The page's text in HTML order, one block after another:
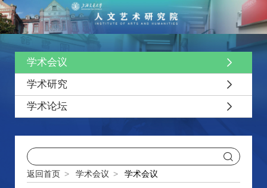
学术会议
学术研究
学术论坛
返回首页 > 学术会议 > 学术会议